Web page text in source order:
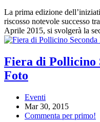
La prima edizione
riscosso notevole successo
Aprile 2015, si svolgerà la
Fiera di Pollicino
Foto
Eventi
Mar 30, 2015
Commenta per primo!